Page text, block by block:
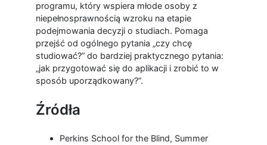
programu, który wspiera młode osoby z
niepełnosprawnością wzroku na etapie
podejmowania decyzji o studiach. Pomaga
przejść od ogólnego pytania „czy chcę
studiować?” do bardziej praktycznego pytania:
„jak przygotować się do aplikacji i zrobić to w
sposób uporządkowany?”.
Źródła
Perkins School for the Blind, Summer